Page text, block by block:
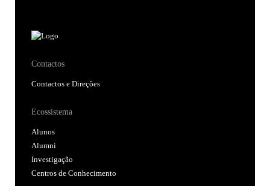
Contactos
Contactos e Direções
Ecossistema
Alunos
Alumni
Investigação
Centros de Conhecimento